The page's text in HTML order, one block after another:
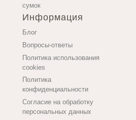
сумок
Информация
Блог
Вопросы-ответы
Политика использования
cookies
Политика
конфиденциальности
Согласие на обработку
персональных данных